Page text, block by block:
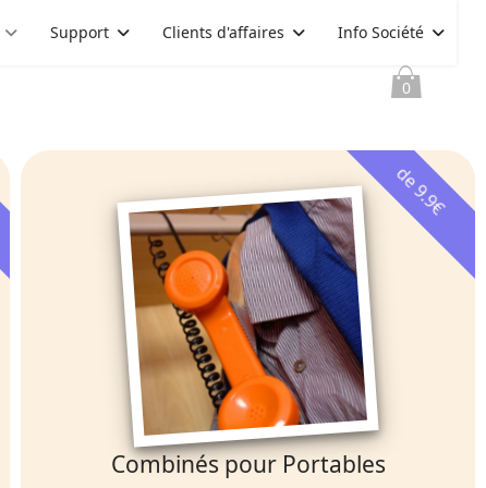
0
Support Clients d'affaires Info Société
de 9.9€
Combinés pour Portables